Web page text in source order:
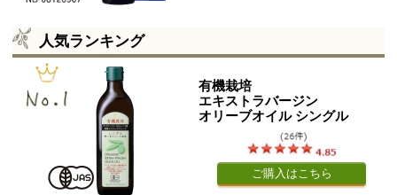
人気ランキング
有機栽培
エキストラバージン
オリーブオイル シングル
ご購入はこちら